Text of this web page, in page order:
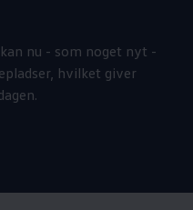
nu - som noget nyt -
hvilket giver